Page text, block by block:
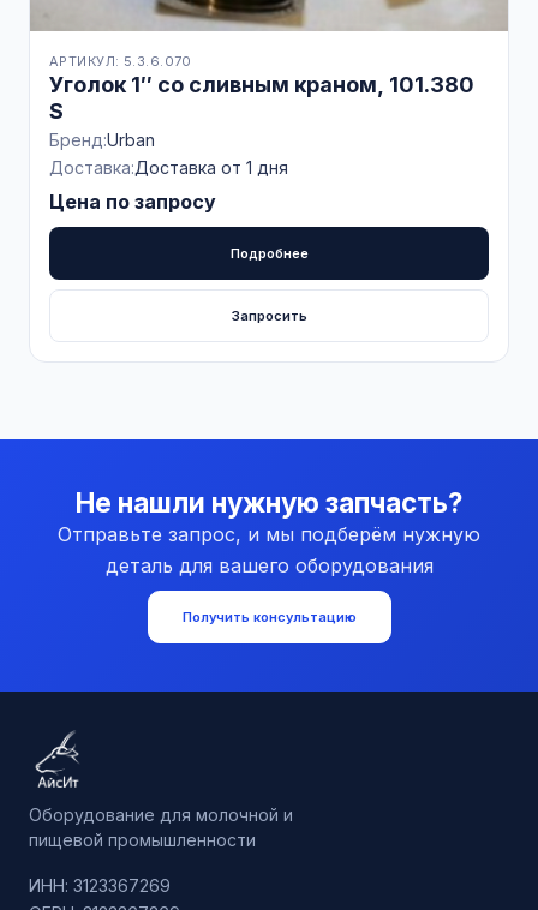
АРТИКУЛ: 5.3.6.070
Уголок 1″ со сливным краном, 101.380
S
Бренд:Urban
Доставка:Доставка от 1 дня
Цена по запросу
Подробнее
Запросить
Не нашли нужную запчасть?
Отправьте запрос, и мы подберём нужную
деталь для вашего оборудования
Получить консультацию
Оборудование для молочной и
пищевой промышленности
ИНН: 3123367269